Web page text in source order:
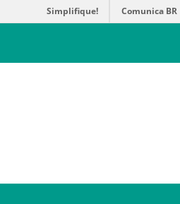
Simplifique! Comunica BR